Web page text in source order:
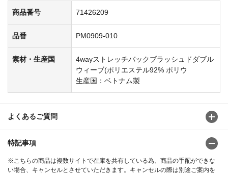
商品番号 71426209
品番 PM0909-010
素材・生産国
4wayストレッチバックブラッシュドダブル
ウィーブ(ポリエステル92% ポリウ
生産国：ベトナム製
よくあるご質問
特記事項
※こちらの商品は複数サイトで在庫を共有している為、商品の手配ができな
い場合、キャンセルとさせていただきます。キャンセルの際は別途ご案内を